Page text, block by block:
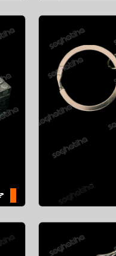
فلزي بزرگ